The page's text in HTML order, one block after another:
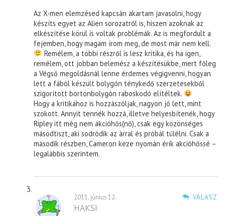
Az X-men elemzésed kapcsán akartam javasolni, hogy
készíts egyet az Alien sorozatról is, hiszen azoknak az
elkészítése körül is voltak problémák. Az is megfordult a
fejemben, hogy magam írom meg, de most már nem kell.
Remélem, a többi részről is lesz kritika, és ha igen,
remélem, ott jobban belemész a készítésükbe, mert főleg
a Végső megoldásnál lenne érdemes végigvenni, hogyan
lett a fából készült bolygón ténykedő szerzetesekből
szigorított börtönbolygón raboskodó elítéltek.
Hogy a kritikához is hozzászóljak, nagyon jó lett, mint
szokott. Annyit tennék hozzá, illetve helyesbítenék, hogy
Ripley itt még nem akcióhős(nő), csak egy közönséges
másodtiszt, aki sodródik az árral és próbál túlélni. Csak a
második részben, Cameron keze nyomán érik akcióhőssé –
legalábbis szerintem.
VÁLASZ
2011. június 12.
HAKSI